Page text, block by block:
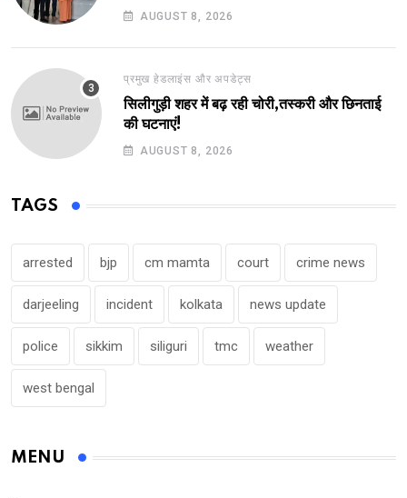
AUGUST 8, 2026
प्रमुख हेडलाइंस और अपडेट्स
सिलीगुड़ी शहर में बढ़ रही चोरी,तस्करी और छिनताई
की घटनाएं!
AUGUST 8, 2026
TAGS
arrested bjp cm mamta court crime news
darjeeling incident kolkata news update
police sikkim siliguri tmc weather
west bengal
MENU